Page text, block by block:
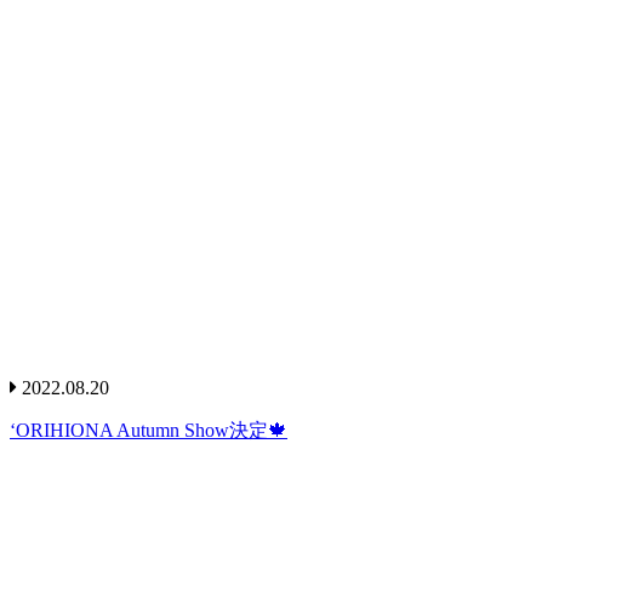
2022.08.20
‘ORIHIONA Autumn Show決定🍁